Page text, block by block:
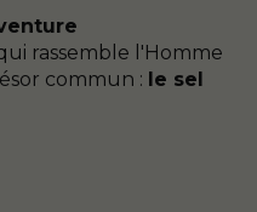
rassemble l'Homme
commun : le sel